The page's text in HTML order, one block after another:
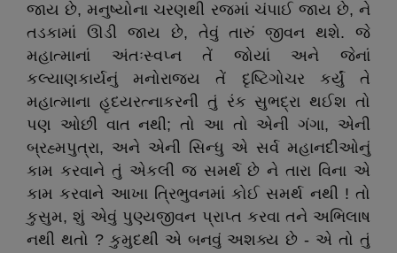
જાય છે, મનુષ્યોના ચરણથી રજમાં ચંપાઈ જાય છે, ને
તડકામાં ઊડી જાય છે, તેવું તારું જીવન થશે. જે
મહાત્માનાં અંતઃસ્વપ્ન તેં જોયાં અને જેનાં
કલ્યાણકાર્યનું મનોરાજ્ય તેં દૃષ્ટિગોચર કર્યું તે
મહાત્માના હૃદયરત્નાકરની તું રંક સુભદ્રા થઈશ તો
પણ ઓછી વાત નથી; તો આ તો એની ગંગા, એની
બ્રહ્મપુત્રા, અને એની સિન્ધુ એ સર્વ મહાનદીઓનું
કામ કરવાને તું એકલી જ સમર્થ છે ને તારા વિના એ
કામ કરવાને આખા ત્રિભુવનમાં કોઈ સમર્થ નથી ! તો
કુસુમ, શું એવું પુણ્યજીવન પ્રાપ્ત કરવા તને અભિલાષ
નથી થતો ? કુમુદથી એ બનવું અશક્ય છે - એ તો તું